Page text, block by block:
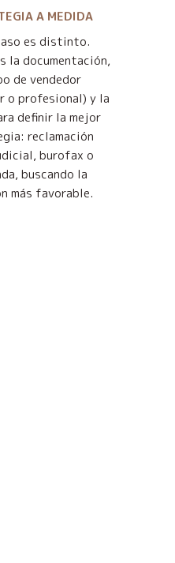
A MEDIDA
es distinto.
la documentación,
de vendedor
o profesional) y la
definir la mejor
reclamación
burofax o
buscando la
más favorable.